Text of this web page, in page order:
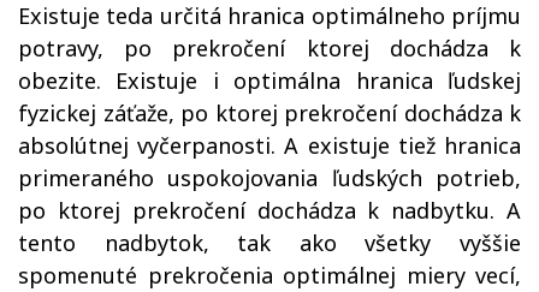
Existuje teda určitá hranica optimálneho príjmu
potravy, po prekročení ktorej dochádza k
obezite. Existuje i optimálna hranica ľudskej
fyzickej záťaže, po ktorej prekročení dochádza k
absolútnej vyčerpanosti. A existuje tiež hranica
primeraného uspokojovania ľudských potrieb,
po ktorej prekročení dochádza k nadbytku. A
tento nadbytok, tak ako všetky vyššie
spomenuté prekročenia optimálnej miery vecí,